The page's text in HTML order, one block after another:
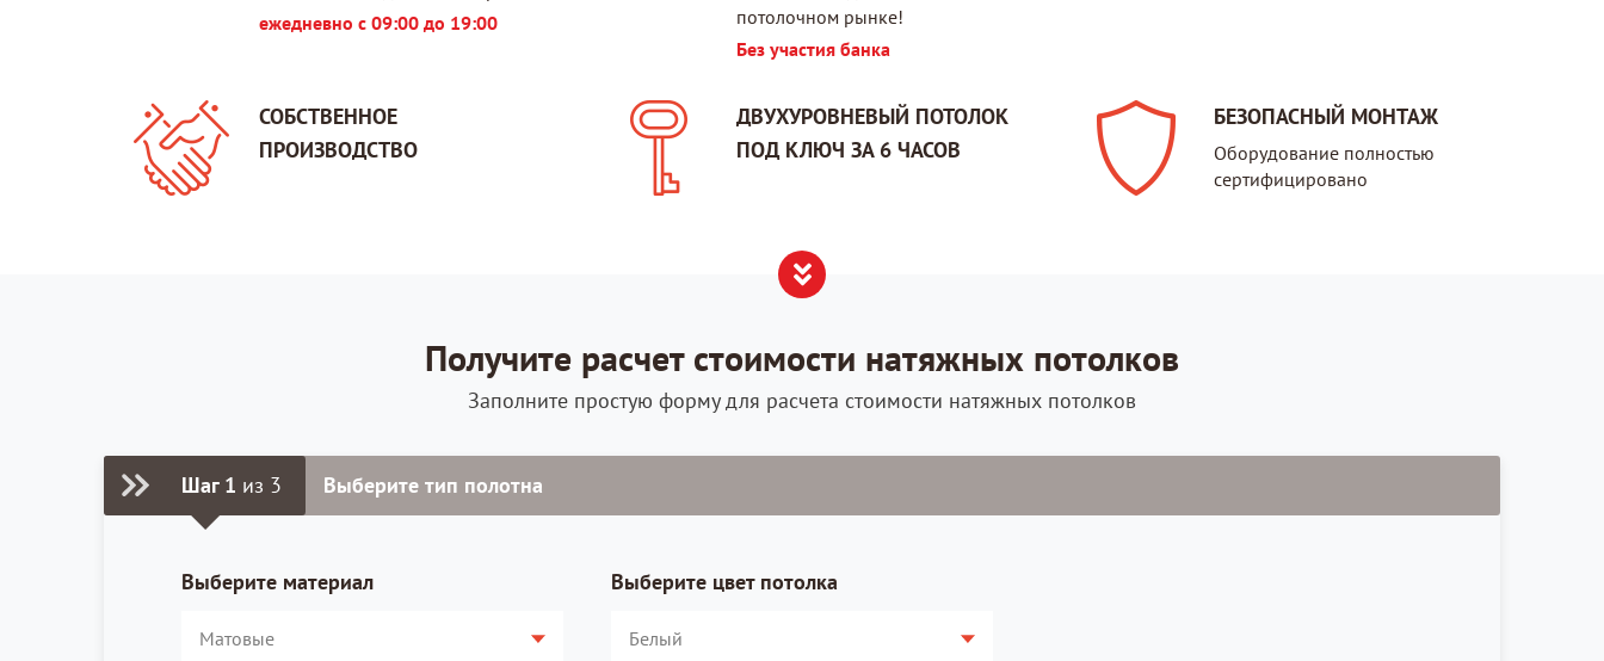
ежедневно с 09:00 до 19:00
потолочном рынке!
Без участия банка
СОБСТВЕННОЕ
ПРОИЗВОДСТВО
ДВУХУРОВНЕВЫЙ ПОТОЛОК
ПОД КЛЮЧ ЗА 6 ЧАСОВ
БЕЗОПАСНЫЙ МОНТАЖ
Оборудование полностью
сертифицировано
Получите расчет стоимости натяжных потолков
Заполните простую форму для расчета стоимости натяжных потолков
Шаг 1 из 3 Выберите тип полотна
Выберите материал Выберите цвет потолка